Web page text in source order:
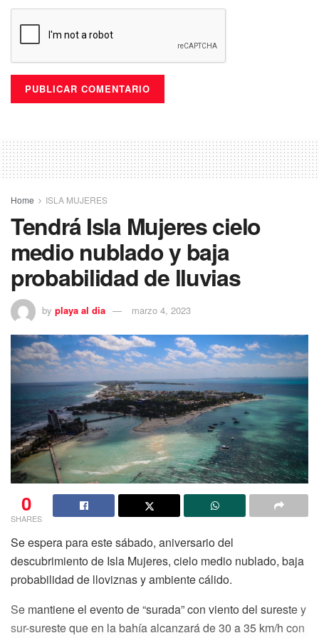
Home ISLA MUJERES
Tendrá Isla Mujeres cielo
medio nublado y baja
probabilidad de lluvias
by playa al dia marzo 4, 2023
0
SHARES
Se espera para este sábado, aniversario del
descubrimiento de Isla Mujeres, cielo medio nublado, baja
probabilidad de lloviznas y ambiente cálido.
Se mantiene el evento de “surada” con viento del sureste y
sur-sureste que en la bahía alcanzará de 30 a 35 km/h con